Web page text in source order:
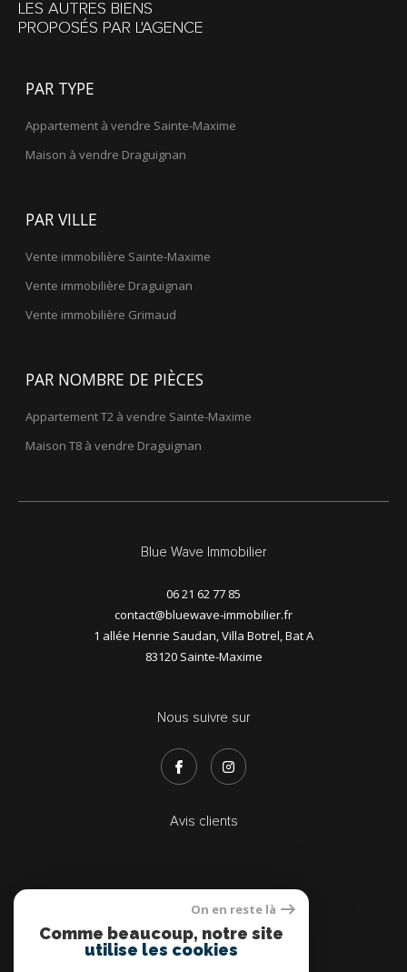
LES AUTRES BIENS
PROPOSÉS PAR L'AGENCE
PAR TYPE
Appartement à vendre Sainte-Maxime
Maison à vendre Draguignan
PAR VILLE
Vente immobilière Sainte-Maxime
Vente immobilière Draguignan
Vente immobilière Grimaud
PAR NOMBRE DE PIÈCES
Appartement T2 à vendre Sainte-Maxime
Maison T8 à vendre Draguignan
Blue Wave Immobilier
06 21 62 77 85
contact@bluewave-immobilier.fr
1 allée Henrie Saudan, Villa Botrel, Bat A
83120
Sainte-Maxime
Nous suivre sur
Avis clients
Adhérents
On en reste là
Comme beaucoup, notre site
utilise les cookies